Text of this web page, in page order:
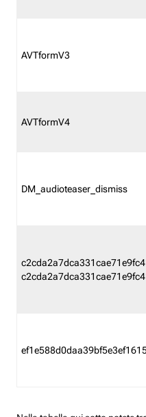
AVTformV3
AVTformV4
DM_audioteaser_dismiss